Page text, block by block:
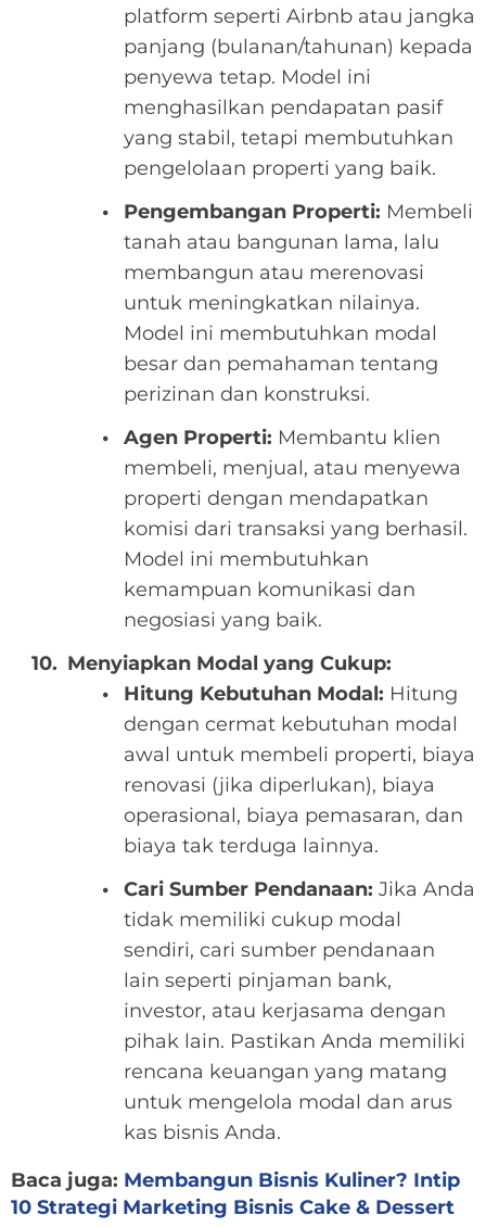
platform seperti Airbnb atau jangka
panjang (bulanan/tahunan) kepada
penyewa tetap. Model ini
menghasilkan pendapatan pasif
yang stabil, tetapi membutuhkan
pengelolaan properti yang baik.
Pengembangan Properti: Membeli
tanah atau bangunan lama, lalu
membangun atau merenovasi
untuk meningkatkan nilainya.
Model ini membutuhkan modal
besar dan pemahaman tentang
perizinan dan konstruksi.
Agen Properti: Membantu klien
membeli, menjual, atau menyewa
properti dengan mendapatkan
komisi dari transaksi yang berhasil.
Model ini membutuhkan
kemampuan komunikasi dan
negosiasi yang baik.
Menyiapkan Modal yang Cukup:
Hitung Kebutuhan Modal: Hitung
dengan cermat kebutuhan modal
awal untuk membeli properti, biaya
renovasi (jika diperlukan), biaya
operasional, biaya pemasaran, dan
biaya tak terduga lainnya.
Cari Sumber Pendanaan: Jika Anda
tidak memiliki cukup modal
sendiri, cari sumber pendanaan
lain seperti pinjaman bank,
investor, atau kerjasama dengan
pihak lain. Pastikan Anda memiliki
rencana keuangan yang matang
untuk mengelola modal dan arus
kas bisnis Anda.
Baca juga: Membangun Bisnis Kuliner? Intip
10 Strategi Marketing Bisnis Cake & Dessert